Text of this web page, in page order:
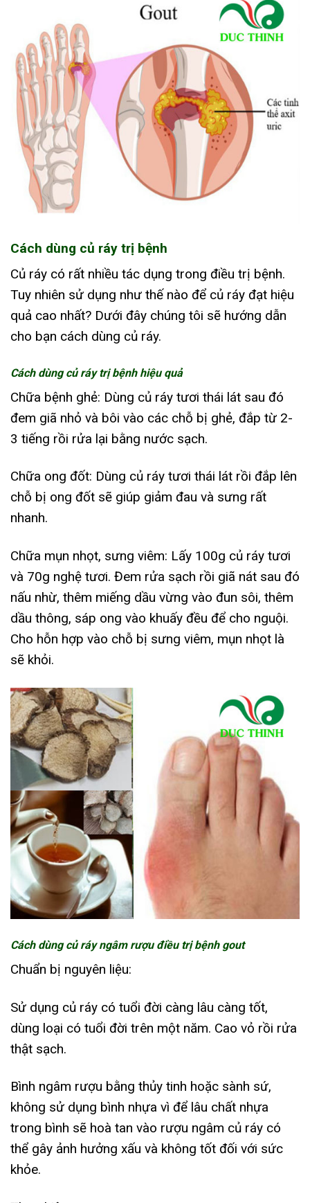
Cách dùng củ ráy trị bệnh
Củ ráy có rất nhiều tác dụng trong điều trị bệnh.
Tuy nhiên sử dụng như thế nào để củ ráy đạt hiệu
quả cao nhất? Dưới đây chúng tôi sẽ hướng dẫn
cho bạn cách dùng củ ráy.
Cách dùng củ ráy trị bệnh hiệu quả
Chữa bệnh ghẻ: Dùng củ ráy tươi thái lát sau đó
đem giã nhỏ và bôi vào các chỗ bị ghẻ, đắp từ 2-
3 tiếng rồi rửa lại bằng nước sạch.
Chữa ong đốt: Dùng củ ráy tươi thái lát rồi đắp lên
chỗ bị ong đốt sẽ giúp giảm đau và sưng rất
nhanh.
Chữa mụn nhọt, sưng viêm: Lấy 100g củ ráy tươi
và 70g nghệ tươi. Đem rửa sạch rồi giã nát sau đó
nấu nhừ, thêm miếng dầu vừng vào đun sôi, thêm
dầu thông, sáp ong vào khuấy đều để cho nguội.
Cho hỗn hợp vào chỗ bị sưng viêm, mụn nhọt là
sẽ khỏi.
Cách dùng củ ráy ngâm rượu điều trị bệnh gout
Chuẩn bị nguyên liệu:
Sử dụng củ ráy có tuổi đời càng lâu càng tốt,
dùng loại có tuổi đời trên một năm. Cao vỏ rồi rửa
thật sạch.
Bình ngâm rượu bằng thủy tinh hoặc sành sứ,
không sử dụng bình nhựa vì để lâu chất nhựa
trong bình sẽ hoà tan vào rượu ngâm củ ráy có
thể gây ảnh hưởng xấu và không tốt đối với sức
khỏe.